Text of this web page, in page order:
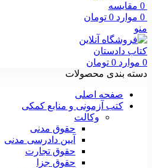
0 مقایسه
0 موارد 0 تومان
منو
0 موارد 0 تومان
دسته بندی محصولات
صفحه اصلی
کتب آزمونی و منابع کمکی
وکالت
حقوق مدنی
آیین دادرسی مدنی
حقوق تجارت
حقوق جزا